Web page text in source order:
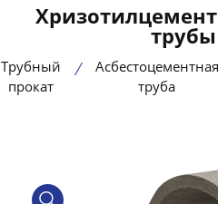
Трубный
прокат
Асбестоцементная
труба